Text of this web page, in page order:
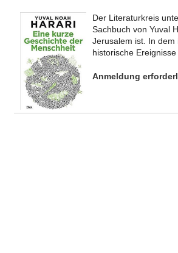
Der Literaturkreis
Sachbuch von Yuval
Jerusalem ist. In
historische
Anmeldung